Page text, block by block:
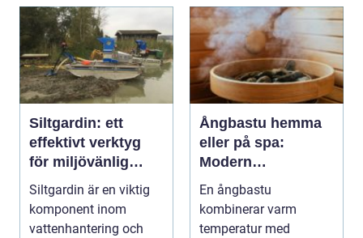
Siltgardin: ett
effektivt verktyg
för miljövänlig
vattenhantering
Siltgardin är en viktig
komponent inom
vattenhantering och
Ångbastu hemma
eller på spa:
Modern
återhämtning med
uråldrig logik
En ångbastu
kombinerar varm
temperatur med